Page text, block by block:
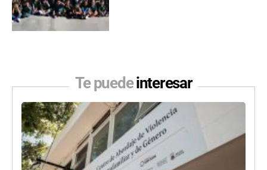
Te puedeinteresar